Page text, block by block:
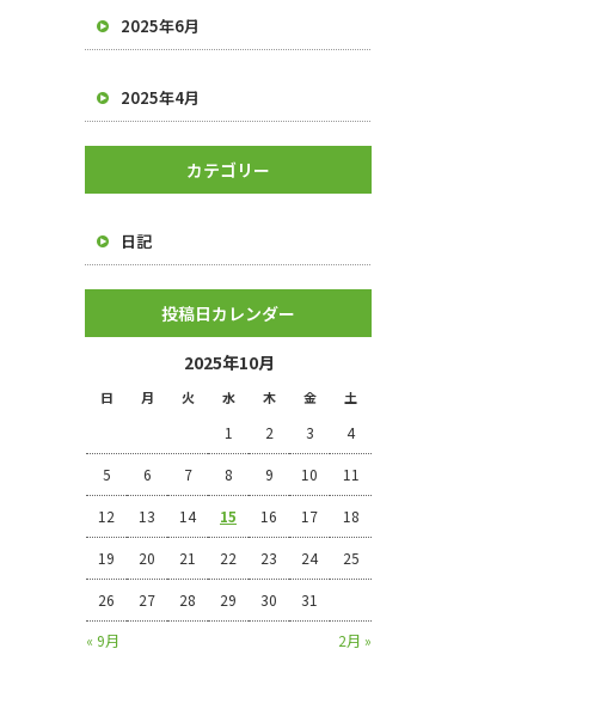
2025年6月
2025年4月
カテゴリー
日記
投稿日カレンダー
2025年10月
日 月 火 水 木 金 土
« 9月 2月 »
1 2 3 4
5 6 7 8 9 10 11
12 13 14 15 16 17 18
19 20 21 22 23 24 25
26 27 28 29 30 31